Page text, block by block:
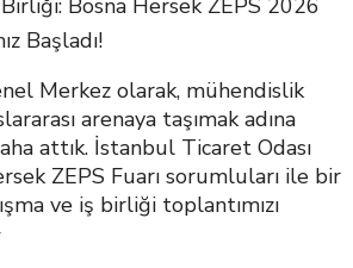
Bosna Hersek ZEPS 2026
Başladı!
Merkez olarak, mühendislik
arenaya taşımak adına
attık. İstanbul Ticaret Odası
ZEPS Fuarı sorumluları ile bir
ve iş birliği toplantımızı